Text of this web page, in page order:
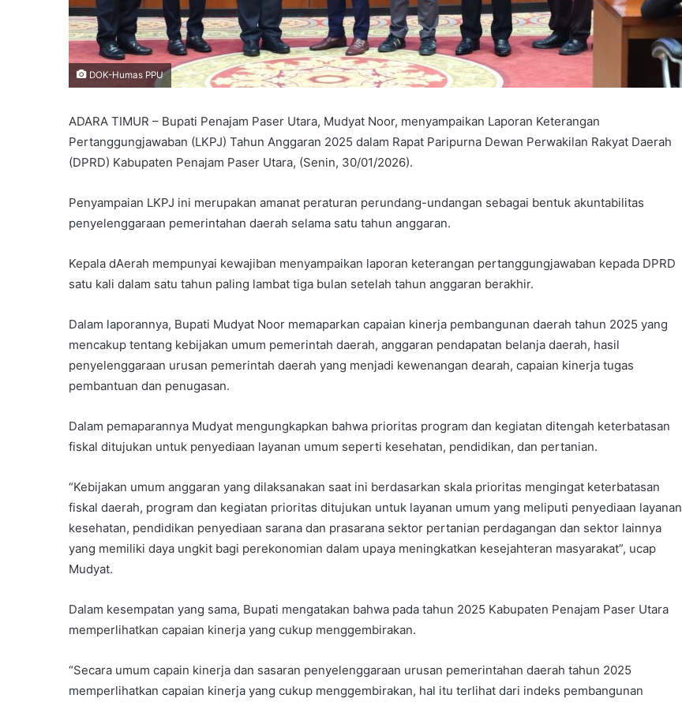
DOK-Humas PPU
ADARA TIMUR – Bupati Penajam Paser Utara, Mudyat Noor, menyampaikan Laporan Keterangan
Pertanggungjawaban (LKPJ) Tahun Anggaran 2025 dalam Rapat Paripurna Dewan Perwakilan Rakyat Daerah
(DPRD) Kabupaten Penajam Paser Utara, (Senin, 30/01/2026).
Penyampaian LKPJ ini merupakan amanat peraturan perundang-undangan sebagai bentuk akuntabilitas
penyelenggaraan pemerintahan daerah selama satu tahun anggaran.
Kepala dAerah mempunyai kewajiban menyampaikan laporan keterangan pertanggungjawaban kepada DPRD
satu kali dalam satu tahun paling lambat tiga bulan setelah tahun anggaran berakhir.
Dalam laporannya, Bupati Mudyat Noor memaparkan capaian kinerja pembangunan daerah tahun 2025 yang
mencakup tentang kebijakan umum pemerintah daerah, anggaran pendapatan belanja daerah, hasil
penyelenggaraan urusan pemerintah daerah yang menjadi kewenangan dearah, capaian kinerja tugas
pembantuan dan penugasan.
Dalam pemaparannya Mudyat mengungkapkan bahwa prioritas program dan kegiatan ditengah keterbatasan
fiskal ditujukan untuk penyediaan layanan umum seperti kesehatan, pendidikan, dan pertanian.
“Kebijakan umum anggaran yang dilaksanakan saat ini berdasarkan skala prioritas mengingat keterbatasan
fiskal daerah, program dan kegiatan prioritas ditujukan untuk layanan umum yang meliputi penyediaan layanan
kesehatan, pendidikan penyediaan sarana dan prasarana sektor pertanian perdagangan dan sektor lainnya
yang memiliki daya ungkit bagi perekonomian dalam upaya meningkatkan kesejahteran masyarakat”, ucap
Mudyat.
Dalam kesempatan yang sama, Bupati mengatakan bahwa pada tahun 2025 Kabupaten Penajam Paser Utara
memperlihatkan capaian kinerja yang cukup menggembirakan.
“Secara umum capain kinerja dan sasaran penyelenggaraan urusan pemerintahan daerah tahun 2025
memperlihatkan capaian kinerja yang cukup menggembirakan, hal itu terlihat dari indeks pembangunan